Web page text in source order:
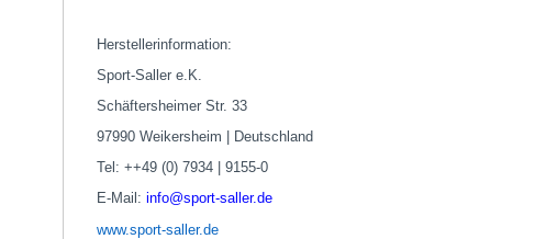
Herstellerinformation:
Sport-Saller e.K.
Schäftersheimer Str. 33
97990 Weikersheim | Deutschland
Tel: ++49 (0) 7934 | 9155-0
E-Mail: info@sport-saller.de
www.sport-saller.de